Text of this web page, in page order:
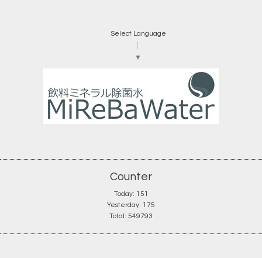
Select Language
▼
Counter
Today: 151
Yesterday: 175
Total: 549793